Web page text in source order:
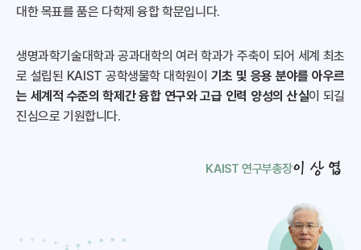
대한 목표를 품은 다학제 융합 학문입니다.
생명과학기술대학과 공과대학의 여러 학과가 주축이 되어 세계 최초
로 설립된 KAIST 공학생물학 대학원이 기초 및 응용 분야를 아우르
는 세계적 수준의 학제간 융합 연구와 고급 인력 양성의 산실이 되길
진심으로 기원합니다.
KAIST 연구부총장이상엽